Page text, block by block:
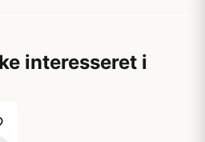
interesseret i